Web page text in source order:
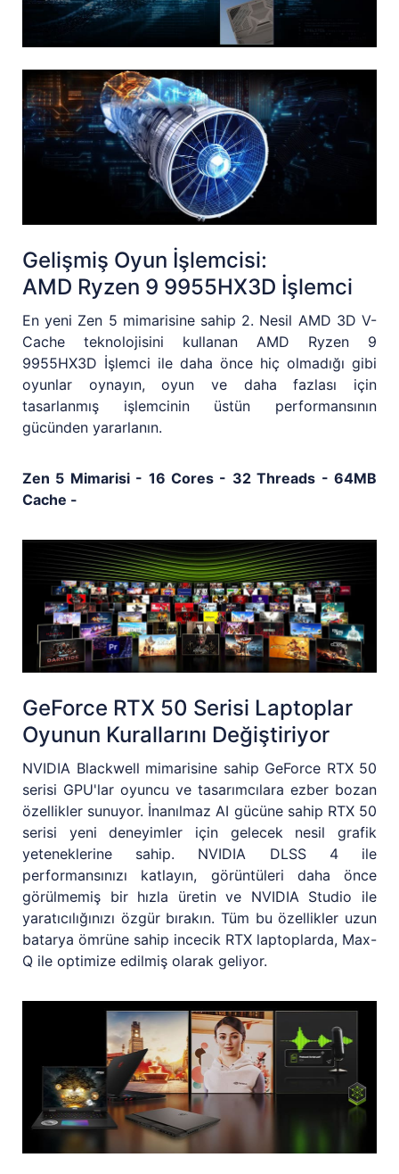
Gelişmiş Oyun İşlemcisi:
AMD Ryzen 9 9955HX3D İşlemci
En yeni Zen 5 mimarisine sahip 2. Nesil AMD 3D V-
Cache teknolojisini kullanan AMD Ryzen 9
9955HX3D İşlemci ile daha önce hiç olmadığı gibi
oyunlar oynayın, oyun ve daha fazlası için
tasarlanmış işlemcinin üstün performansının
gücünden yararlanın.
Zen 5 Mimarisi - 16 Cores - 32 Threads - 64MB
Cache -
GeForce RTX 50 Serisi Laptoplar
Oyunun Kurallarını Değiştiriyor
NVIDIA Blackwell mimarisine sahip GeForce RTX 50
serisi GPU'lar oyuncu ve tasarımcılara ezber bozan
özellikler sunuyor. İnanılmaz AI gücüne sahip RTX 50
serisi yeni deneyimler için gelecek nesil grafik
yeteneklerine sahip. NVIDIA DLSS 4 ile
performansınızı katlayın, görüntüleri daha önce
görülmemiş bir hızla üretin ve NVIDIA Studio ile
yaratıcılığınızı özgür bırakın. Tüm bu özellikler uzun
batarya ömrüne sahip incecik RTX laptoplarda, Max-
Q ile optimize edilmiş olarak geliyor.